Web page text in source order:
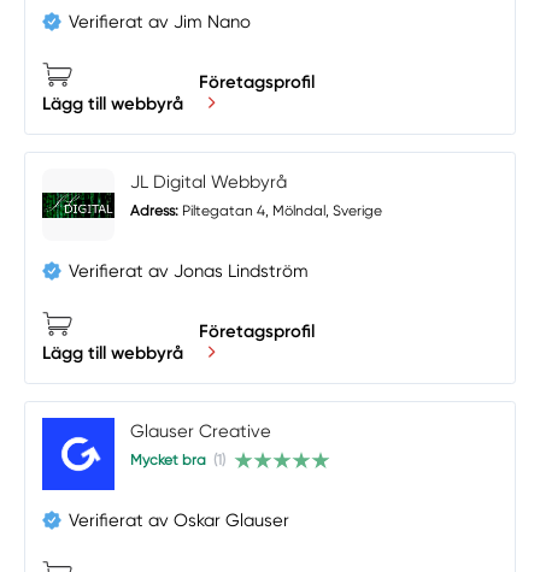
Verifierat av Jim Nano
Lägg till webbyrå
Företagsprofil
JL Digital Webbyrå
Adress: Piltegatan 4, Mölndal, Sverige
Verifierat av Jonas Lindström
Lägg till webbyrå
Företagsprofil
Glauser Creative
Mycket bra (1)
Verifierat av Oskar Glauser